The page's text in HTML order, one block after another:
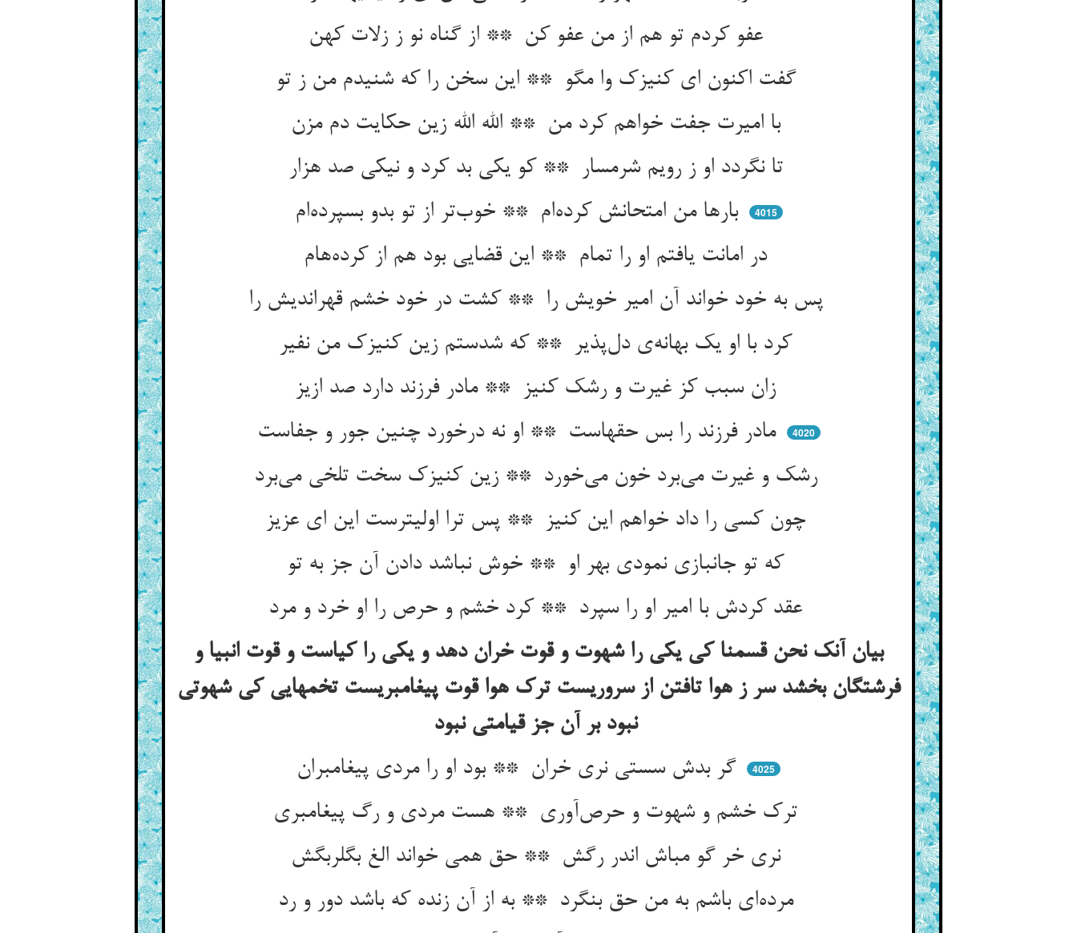
عفو کردم تو هم از من عفو کن ** از گناه نو ز زلات کهن
گفت اکنون ای کنیزک وا مگو ** این سخن را که شنیدم من ز تو
با امیرت جفت خواهم کرد من ** الله الله زین حکایت دم مزن
تا نگردد او ز رویم شرمسار ** کو یکی بد کرد و نیکی صد هزار
بارها من امتحانش کرده‌ام ** خوب‌تر از تو بدو بسپرده‌ام
4015
در امانت یافتم او را تمام ** این قضایی بود هم از کرده‌هام
پس به خود خواند آن امیر خویش را ** کشت در خود خشم قهراندیش را
مادر فرزند را بس حقهاست ** او نه درخورد چنین جور و جفاست
4020
رشک و غیرت می‌برد خون می‌خورد ** زین کنیزک سخت تلخی می‌برد
بیان آنک نحن قسمنا کی یکی را شهوت و قوت خران دهد و یکی را کیاست و قوت انبیا و
فرشتگان بخشد سر ز هوا تافتن از سروریست ترک هوا قوت پیغامبریست تخمهایی کی شهوتی
نبود بر آن جز قیامتی نبود
گر بدش سستی نری خران ** بود او را مردی پیغامبران
4025
نری خر گو مباش اندر رگش ** حق همی خواند الغ بگلربگش
مرده‌ای باشم به من حق بنگرد ** به از آن زنده که باشد دور و رد